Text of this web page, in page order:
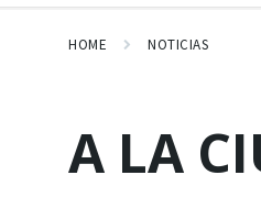
HOME NOTICIAS
A LA